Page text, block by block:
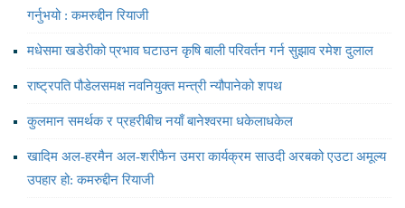
गर्नुभयो : कमरुद्दीन रियाजी
मधेसमा खडेरीको प्रभाव घटाउन कृषि बाली परिवर्तन गर्न सुझाव रमेश दुलाल
राष्ट्रपति पौडेलसमक्ष नवनियुक्त मन्त्री न्यौपानेको शपथ
कुलमान समर्थक र प्रहरीबीच नयाँ बानेश्वरमा धकेलाधकेल
खादिम अल-हरमैन अल-शरीफैन उमरा कार्यक्रम साउदी अरबको एउटा अमूल्य
उपहार हो: कमरुद्दीन रियाजी